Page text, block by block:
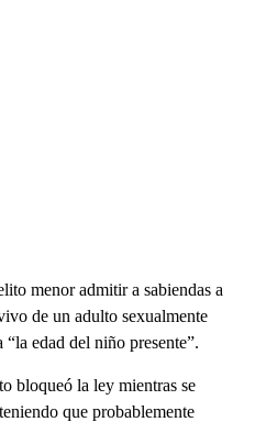
menor admitir a sabiendas a
de un adulto sexualmente
edad del niño presente”.
bloqueó la ley mientras se
que probablemente